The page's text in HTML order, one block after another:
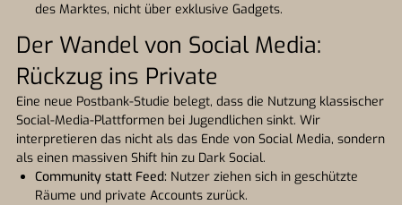
des Marktes, nicht über exklusive Gadgets.
Der Wandel von Social Media:
Rückzug ins Private
Eine neue Postbank-Studie belegt, dass die Nutzung klassischer
Social-Media-Plattformen bei Jugendlichen sinkt. Wir
interpretieren das nicht als das Ende von Social Media, sondern
als einen massiven Shift hin zu Dark Social.
Community statt Feed: Nutzer ziehen sich in geschützte
Räume und private Accounts zurück.